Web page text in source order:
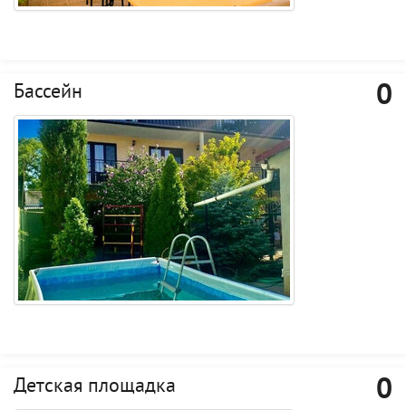
Бассейн 0
Детская площадка 0